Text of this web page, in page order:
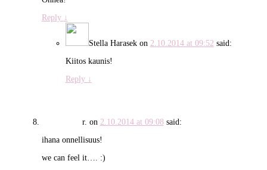
Reply ↓
Stella Harasekon 2.10.2014 at 09:52 said:
Kiitos kaunis!
Reply ↓
r. on 2.10.2014 at 09:08 said:
ihana onnellisuus!
we can feel it…. :)